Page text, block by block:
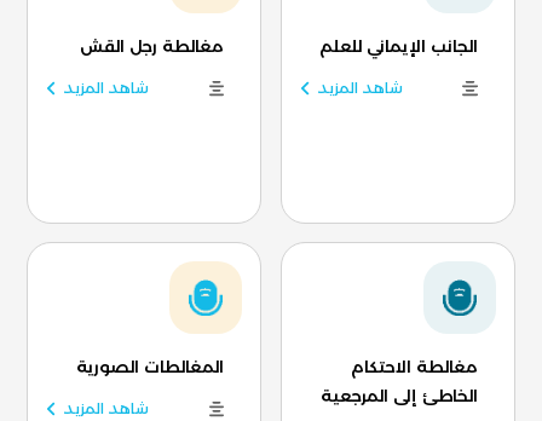
الجانب الإيماني للعلم
شاهد المزيد
مغالطة رجل القش
شاهد المزيد
مغالطة الاحتكام
الخاطئ إلى المرجعية
المغالطات الصورية
شاهد المزيد